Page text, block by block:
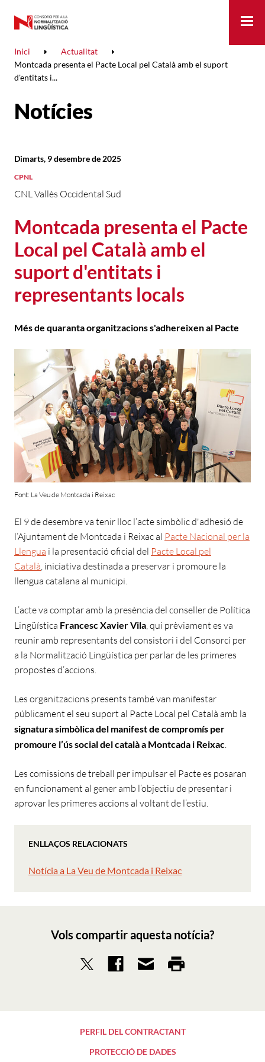
Inici
Actualitat
Montcada presenta el Pacte Local pel Català amb el suport
d'entitats i...
Notícies
Montcada presenta el Pacte
Local pel Català amb el
suport d'entitats i
representants locals
CNL Vallès Occidental Sud
Dimarts, 9 desembre de 2025
CPNL
Més de quaranta organitzacions s'adhereixen al Pacte
Font: La Veu de Montcada i Reixac
El 9 de desembre va tenir lloc l’acte simbòlic d'adhesió de
l’Ajuntament de Montcada i Reixac al Pacte Nacional per la
Llengua i la presentació oficial del Pacte Local pel
Català, iniciativa destinada a preservar i promoure la
llengua catalana al municipi.
L’acte va comptar amb la presència del conseller de Política
Lingüística Francesc Xavier Vila, qui prèviament es va
reunir amb representants del consistori i del Consorci per
a la Normalització Lingüística per parlar de les primeres
propostes d’accions.
Les organitzacions presents també van manifestar
públicament el seu suport al Pacte Local pel Català amb la
signatura simbòlica del manifest de compromís per
promoure l’ús social del català a Montcada i Reixac.
Les comissions de treball per impulsar el Pacte es posaran
en funcionament al gener amb l’objectiu de presentar i
aprovar les primeres accions al voltant de l’estiu.
ENLLAÇOS RELACIONATS
Notícia a La Veu de Montcada i Reixac
Vols compartir aquesta notícia?
PERFIL DEL CONTRACTANT
PROTECCIÓ DE DADES